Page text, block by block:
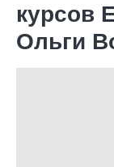
курсов
Ольги